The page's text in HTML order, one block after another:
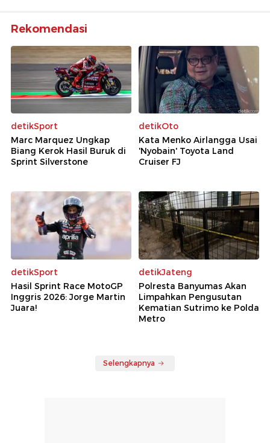
Rekomendasi
detikSport
Marc Marquez Ungkap
Biang Kerok Hasil Buruk di
Sprint Silverstone
detikOto
Kata Menko Airlangga Usai
'Nyobain' Toyota Land
Cruiser FJ
detikSport
Hasil Sprint Race MotoGP
Inggris 2026: Jorge Martin
Juara!
detikJateng
Polresta Banyumas Akan
Limpahkan Pengusutan
Kematian Sutrimo ke Polda
Metro
Selengkapnya